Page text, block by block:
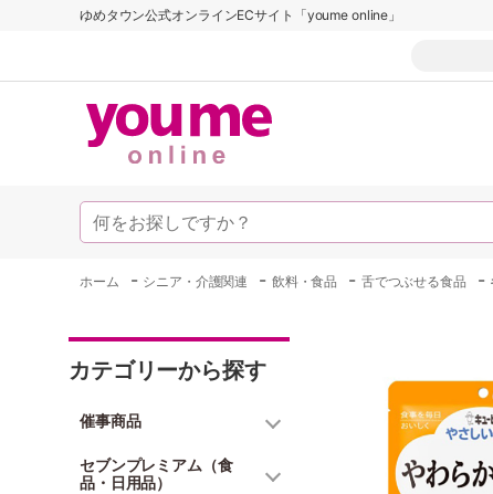
ゆめタウン公式オンラインECサイト「youme online」
ホーム - シニア・介護関連 - 飲料・食品 - 舌でつぶせる食品 -
カテゴリーから探す
催事商品
セブンプレミアム（食
品・日用品）